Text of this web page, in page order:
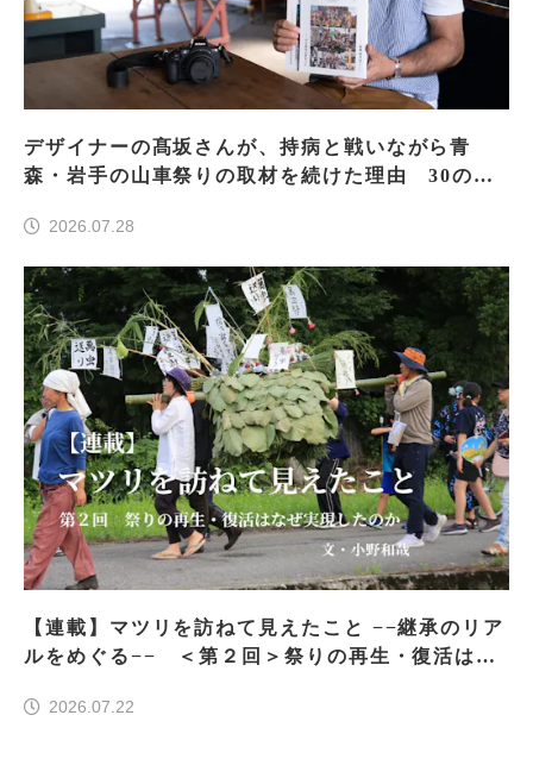
デザイナーの髙坂さんが、持病と戦いながら青
森・岩手の山車祭りの取材を続けた理由 30の山
2026.07.28
【連載】マツリを訪ねて見えたこと −−継承のリア
ルをめぐる−− ＜第２回＞祭りの再生・復活はな
2026.07.22